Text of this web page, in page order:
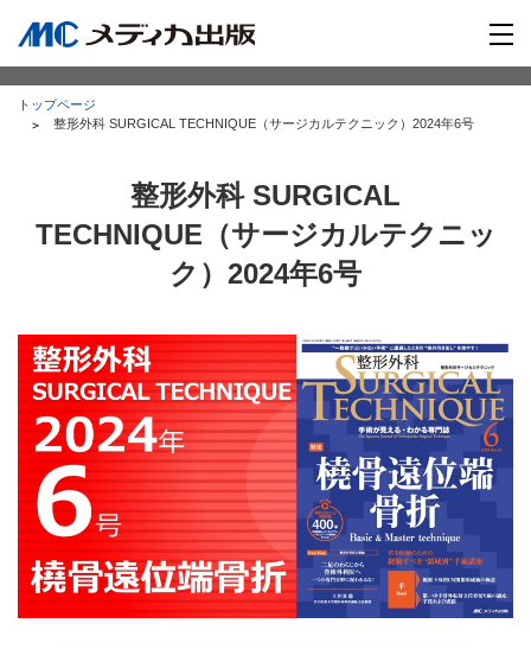
トップページ
整形外科 SURGICAL TECHNIQUE（サージカルテクニック）2024年6号
整形外科 SURGICAL
TECHNIQUE（サージカルテクニッ
ク）2024年6号